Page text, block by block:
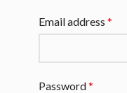
Email address *
Password*